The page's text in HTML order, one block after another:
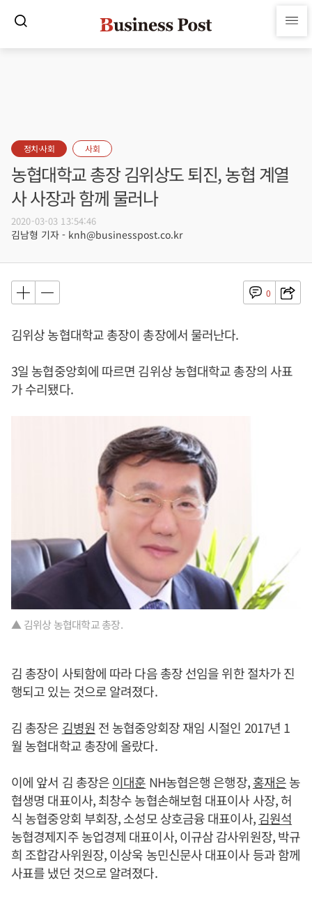
정치·사회 사회
농협대학교 총장 김위상도 퇴진, 농협 계열
사 사장과 함께 물러나
2020-03-03 13:54:46
김남형 기자 - knh@businesspost.co.kr
0
김위상 농협대학교 총장이 총장에서 물러난다.
3일 농협중앙회에 따르면 김위상 농협대학교 총장의 사표
가 수리됐다.
▲ 김위상 농협대학교 총장.
김 총장이 사퇴함에 따라 다음 총장 선임을 위한 절차가 진
행되고 있는 것으로 알려졌다.
김 총장은 김병원 전 농협중앙회장 재임 시절인 2017년 1
월 농협대학교 총장에 올랐다.
이에 앞서 김 총장은이대훈 NH농협은행 은행장,홍재은농
협생명 대표이사, 최창수 농협손해보험 대표이사 사장, 허
식 농협중앙회 부회장, 소성모 상호금융 대표이사,김원석
농협경제지주 농업경제 대표이사, 이규삼 감사위원장, 박규
희 조합감사위원장, 이상욱 농민신문사 대표이사 등과 함께
사표를 냈던 것으로 알려졌다.